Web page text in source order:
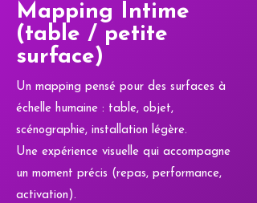
Mapping Intime
(table / petite
surface)
Un mapping pensé pour des surfaces à
échelle humaine : table, objet,
scénographie, installation légère.
Une expérience visuelle qui accompagne
un moment précis (repas, performance,
activation).